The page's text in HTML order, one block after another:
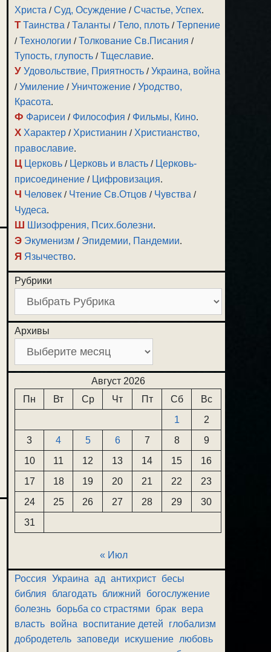
Христа /Суд, Осуждение /Счастье, Успех.
Т Таинства /Таланты /Тело, плоть /Терпение
/Технологии /Толкование Св.Писания /
Тупость, глупость /Тщеславие.
У Удовольствие, Приятность /Украина, война
/Умиление /Уничтожение /Уродство,
Красота.
Ф Фарисеи / Философия / Фильмы, Кино.
Х Характер / Христианин / Христианство,
православие.
Ц Церковь / Церковь и власть / Церковь-
присоединение / Цифровизация.
Ч Человек / Чтение Св.Отцов / Чувства /
Чудеса.
Ш Шизофрения, Псих.болезни.
Э Экуменизм / Эпидемии, Пандемии.
Я Язычество.
Рубрики
Архивы
Август 2026
Пн
Вт Ср Чт Пт Сб
Вс
1
2
3
4 5 6 7 8
9
10
11 12 13 14 15
16
17
18 19 20 21 22
23
24
25 26 27 28 29
30
31
« Июл
Россия Украина ад антихрист бесы
библия
благодать ближний
богослужение
болезнь борьба со страстями брак вера
власть война воспитание детей
глобализм
добродетель заповеди искушение любовь